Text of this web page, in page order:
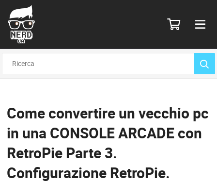
Come convertire un vecchio pc
in una CONSOLE ARCADE con
RetroPie Parte 3.
Configurazione RetroPie.